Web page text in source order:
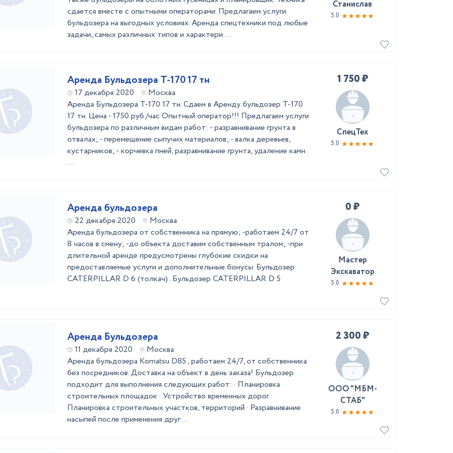
сдается вместе с опытными операторами. Предлагаем услуги
бульдозера на выгодных условиях. Аренда спецтехники под любые
задачи, самых различных типов и характери ...
Станислав
5.0
Аренда Бульдозера Т-170 17 тн
17 декабря 2020
Москва
Аренда Бульдозера Т-170 17 тн. Сдаем в Аренду бульдозер Т-170
17 тн. Цена - 1750 руб./час Опытный оператор!!! Предлагаем услуги
бульдозера по различным видам работ: - разравнивание грунта в
отвалах; - перемещение сыпучих материалов; - валка деревьев,
кустарников; - корчевка пней, разравнивание грунта, удаление камн
...
1 750 ₽
СпецТех
5.0
Аренда бульдозера
22 декабря 2020
Москва
Аренда бульдозера от собственника на прямую; -работаем 24/7 от
8 часов в смену; -до объекта доставим собственным тралом; -при
длительной аренде предусмотрены глубокие скидки на
предоставляемые услуги и дополнительные бонусы. Бульдoзep
CATERPILLAR D 6 (толкач) . Бульдозер CATERPILLAR D 5
0 ₽
Мастер
Экскаватор
5.0
Аренда Бульдозера
11 декабря 2020
Москва
Аренда бульдозера Komatsu D85 , работаем 24/7, от собственника
без посредников. Доставка на объект в день заказа! Бульдозер
подходит для выполнения следующих работ: · Планировка
строительных площадок · Устройство временных дорог ·
Планировка строительных участков, территорий · Разравнивание
насыпей после применения друг ...
2 300 ₽
ООО "МБМ-
СТАБ"
5.0